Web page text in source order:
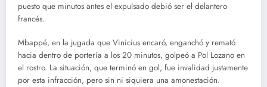
puesto que minutos antes el expulsado debió ser el delantero
francés.
Mbappé, en la jugada que Vinicius encaró, enganchó y remató
hacia dentro de portería a los 20 minutos, golpeó a Pol Lozano en
el rostro. La situación, que terminó en gol, fue invalidad justamente
por esta infracción, pero sin ni siquiera una amonestación.